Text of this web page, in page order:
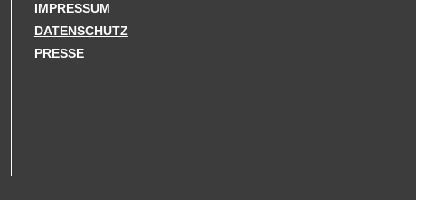
IMPRESSUM
DATENSCHUTZ
PRESSE